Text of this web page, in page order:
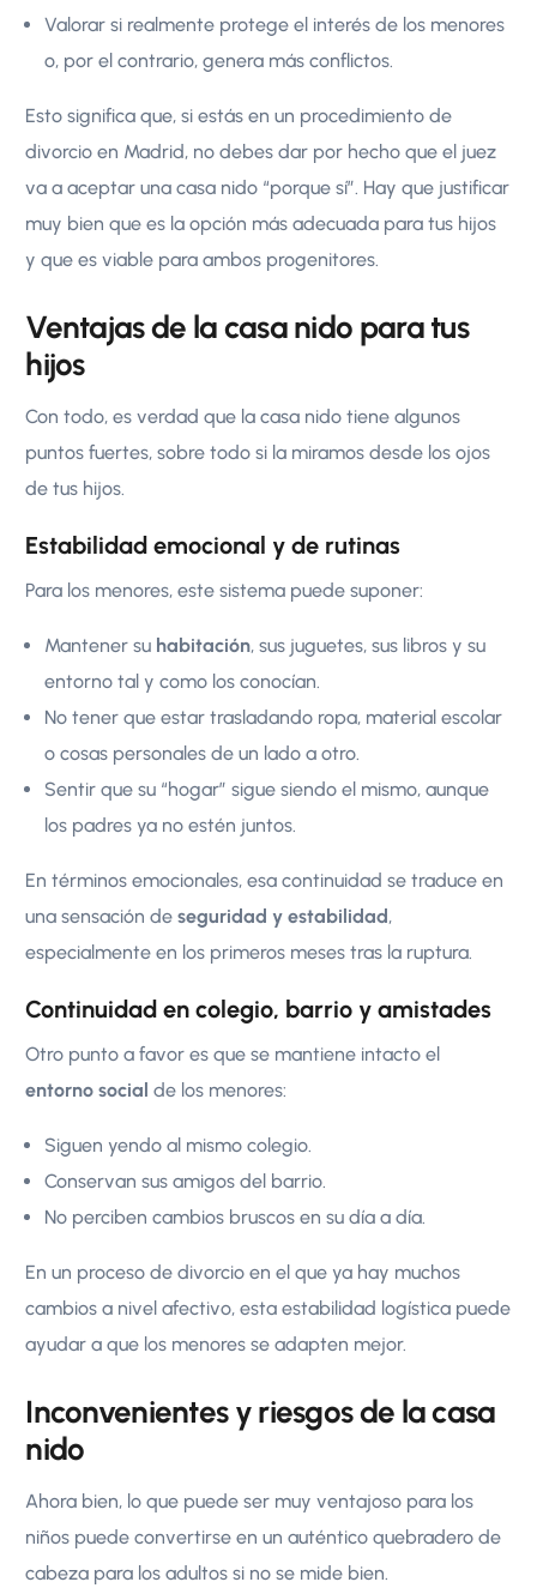
Valorar si realmente protege el interés de los menores
o, por el contrario, genera más conflictos.
Esto significa que, si estás en un procedimiento de
divorcio en Madrid, no debes dar por hecho que el juez
va a aceptar una casa nido “porque sí”. Hay que justificar
muy bien que es la opción más adecuada para tus hijos
y que es viable para ambos progenitores.
Ventajas de la casa nido para tus
hijos
Con todo, es verdad que la casa nido tiene algunos
puntos fuertes, sobre todo si la miramos desde los ojos
de tus hijos.
Estabilidad emocional y de rutinas
Para los menores, este sistema puede suponer:
Mantener su habitación, sus juguetes, sus libros y su
entorno tal y como los conocían.
No tener que estar trasladando ropa, material escolar
o cosas personales de un lado a otro.
Sentir que su “hogar” sigue siendo el mismo, aunque
los padres ya no estén juntos.
En términos emocionales, esa continuidad se traduce en
una sensación deseguridad y estabilidad,
especialmente en los primeros meses tras la ruptura.
Continuidad en colegio, barrio y amistades
Otro punto a favor es que se mantiene intacto el
entorno social de los menores:
Siguen yendo al mismo colegio.
Conservan sus amigos del barrio.
No perciben cambios bruscos en su día a día.
En un proceso de divorcio en el que ya hay muchos
cambios a nivel afectivo, esta estabilidad logística puede
ayudar a que los menores se adapten mejor.
Inconvenientes y riesgos de la casa
nido
Ahora bien, lo que puede ser muy ventajoso para los
niños puede convertirse en un auténtico quebradero de
cabeza para los adultos si no se mide bien.